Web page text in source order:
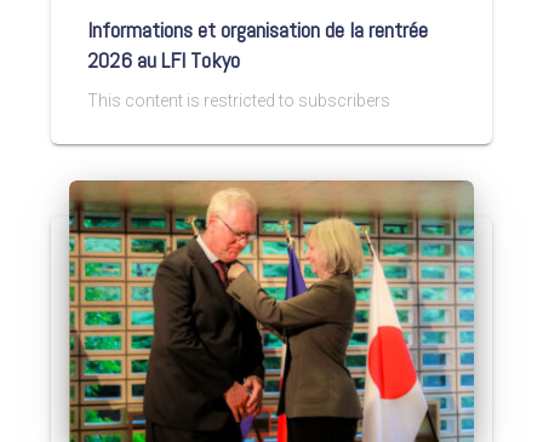
Informations et organisation de la rentrée
2026 au LFI Tokyo
This content is restricted to subscribers